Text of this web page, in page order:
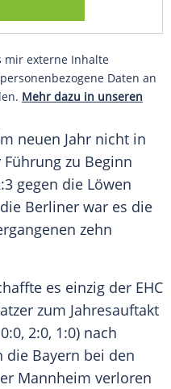
mir externe Inhalte
Daten an
Mehr dazu in unseren
neuen Jahr nicht in
zu Beginn
gegen die Löwen
Berliner war es die
zehn
es einzig der EHC
zum Jahresauftakt
2:0, 1:0) nach
die Bayern bei den
Mannheim verloren